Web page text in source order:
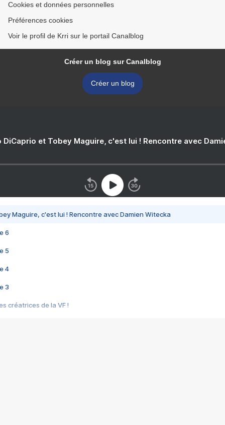
Cookies et données personnelles
Préférences cookies
Voir le profil de Krri sur le portail Canalblog
Créer un blog sur Canalblog
Créer un blog
DiCaprio et Tobey Maguire, c'est lui ! Rencontre avec
Maguire, c'est lui ! Rencontre avec Damien Witecka
6
5
4
3
créatrices de la VF !